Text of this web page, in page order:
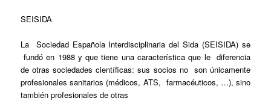
SEISIDA
La Sociedad Española Interdisciplinaria del Sida (SEISIDA) se
fundó en 1988 y que tiene una característica que le diferencia
de otras sociedades científicas: sus socios no son únicamente
profesionales sanitarios (médicos, ATS, farmacéuticos, …), sino
también profesionales de otras